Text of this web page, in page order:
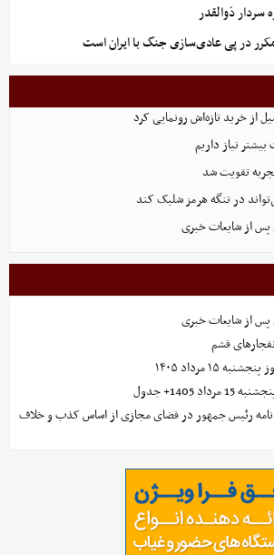
ذوالقدر
در پی عادی‌سازی جنگ با ایران است
از خرید تازه‌اش رونمایی کرد
نیاز داریم
تقویت شد
در تنگه هرمز شلیک کند
پس از شایعات خبری
پس از شایعات خبری
قشم
۱۵ مرداد ۱۴۰۵
1405+ جدول
رئیس جمهور در فضای مجازی از اساس کذب و خلاف